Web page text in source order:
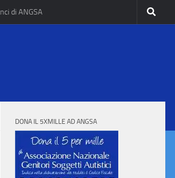
di ANGSA
DONA IL 5XMILLE AD ANGSA